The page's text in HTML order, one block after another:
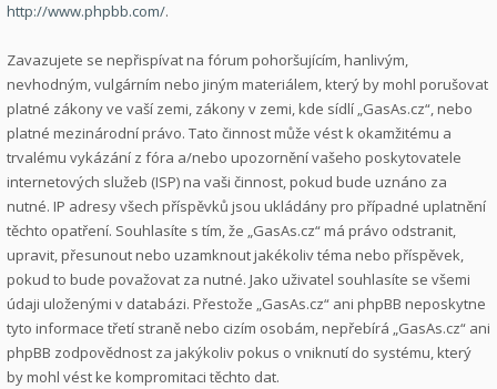
http://www.phpbb.com/.
Zavazujete se nepřispívat na fórum pohoršujícím, hanlivým,
nevhodným, vulgárním nebo jiným materiálem, který by mohl porušovat
platné zákony ve vaší zemi, zákony v zemi, kde sídlí „GasAs.cz“, nebo
platné mezinárodní právo. Tato činnost může vést k okamžitému a
trvalému vykázání z fóra a/nebo upozornění vašeho poskytovatele
internetových služeb (ISP) na vaši činnost, pokud bude uznáno za
nutné. IP adresy všech příspěvků jsou ukládány pro případné uplatnění
těchto opatření. Souhlasíte s tím, že „GasAs.cz“ má právo odstranit,
upravit, přesunout nebo uzamknout jakékoliv téma nebo příspěvek,
pokud to bude považovat za nutné. Jako uživatel souhlasíte se všemi
údaji uloženými v databázi. Přestože „GasAs.cz“ ani phpBB neposkytne
tyto informace třetí straně nebo cizím osobám, nepřebírá „GasAs.cz“ ani
phpBB zodpovědnost za jakýkoliv pokus o vniknutí do systému, který
by mohl vést ke kompromitaci těchto dat.